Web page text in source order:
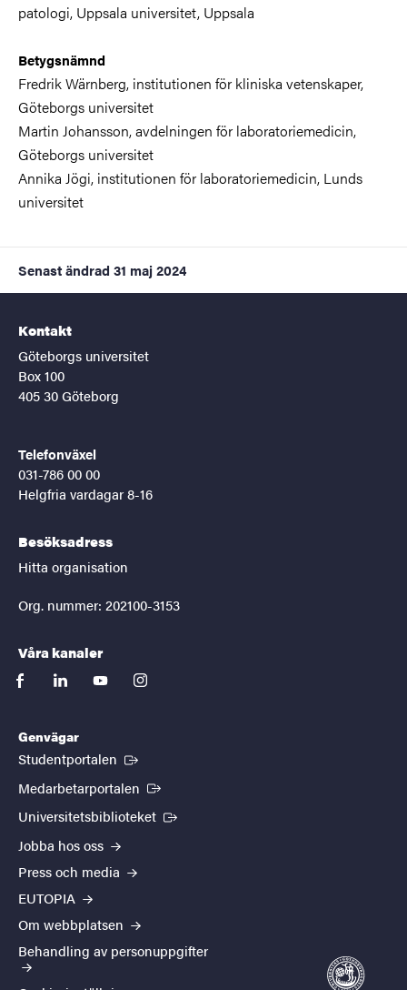
patologi, Uppsala universitet, Uppsala
Betygsnämnd
Fredrik Wärnberg, institutionen för kliniska vetenskaper,
Göteborgs universitet
Martin Johansson, avdelningen för laboratoriemedicin,
Göteborgs universitet
Annika Jögi, institutionen för laboratoriemedicin, Lunds
universitet
Senast ändrad 31 maj 2024
Kontakt
Göteborgs universitet
Box 100
405 30 Göteborg
Telefonväxel
031-786 00 00
Helgfria vardagar 8-16
Besöksadress
Hitta organisation
Org. nummer: 202100-3153
Våra kanaler
facebooklinkedinyoutubeinstagram
Genvägar
Studentportalen (Extern länk)
Medarbetarportalen (Extern länk)
Universitetsbiblioteket (Extern länk)
Jobba hos oss
Press och media
EUTOPIA
Om webbplatsen
Behandling av personuppgifter